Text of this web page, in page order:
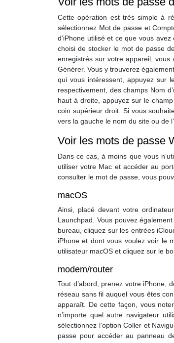
Cette opération est très simple à
sélectionnez Mot de passe et
d’iPhone utilisé et ce que vous
choisi de stocker le mot de passe
enregistrés sur votre appareil, vous
Générer. Vous y trouverez
qui vous intéressent, appuyez sur
respectivement, des champs Nom
haut à droite, appuyez sur le
coin supérieur droit. Si vous
vers la gauche le nom du site ou de
Voir les mots de passe
Dans ce cas, à moins que vous
utiliser votre Mac et accéder au
consulter le mot de passe, vous
macOS
Ainsi, placé devant votre
Launchpad. Vous pouvez
bureau, cliquez sur les entrées
iPhone et dont vous voulez voir le
utilisateur macOS et cliquez sur le
modem/router
Tout d’abord, prenez votre iPhone,
réseau sans fil auquel vous êtes
apparaît. De cette façon, vous
n’importe quel autre navigateur
sélectionnez l’option Coller et
passe pour accéder au panneau